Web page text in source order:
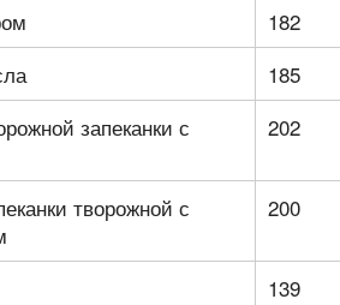
182
185
запеканки с
202
творожной с
200
139